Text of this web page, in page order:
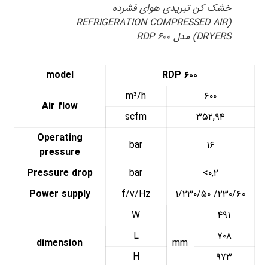
خشک کن تبریدی هوای فشرده
(REFRIGERATION COMPRESSED AIR
DRYERS) مدل RDP ۶۰۰
model RDP ۶۰۰
Air flow
m³/h
۶۰۰
scfm
۳۵۲,۹۴
Operating
pressure
bar
۱۶
Pressure drop
bar
<۰,۲
Power supply
f/v/Hz ۱/۲۳۰/۵۰ /۲۳۰/۶۰
dimension
W
mm
۴۹۱
L
۷۰۸
H
۹۷۳